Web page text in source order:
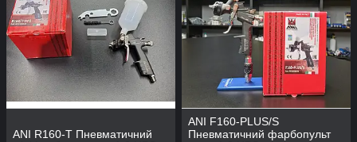
ANI R160-T Пневматичний
ANI F160-PLUS/S
Пневматичний фарбопульт